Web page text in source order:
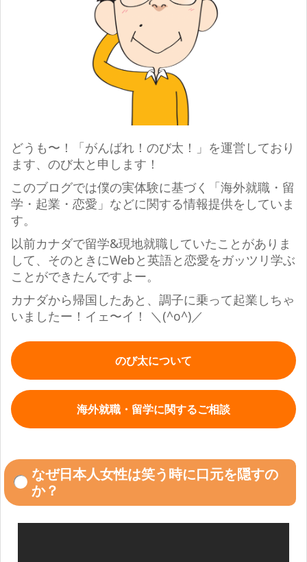
どうも〜！「がんばれ！のび太！」を運営しており
ます、のび太と申します！
このブログでは僕の実体験に基づく「海外就職・留
学・起業・恋愛」などに関する情報提供をしていま
す。
以前カナダで留学&現地就職していたことがありま
して、そのときにWebと英語と恋愛をガッツリ学ぶ
ことができたんですよー。
カナダから帰国したあと、調子に乗って起業しちゃ
いましたー！イェ〜イ！ ＼(^o^)／
のび太について
海外就職・留学に関するご相談
なぜ日本人女性は笑う時に口元を隠すの
か？